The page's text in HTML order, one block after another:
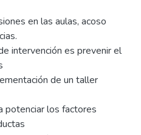
en las aulas, acoso
intervención es prevenir el
de un taller
potenciar los factores